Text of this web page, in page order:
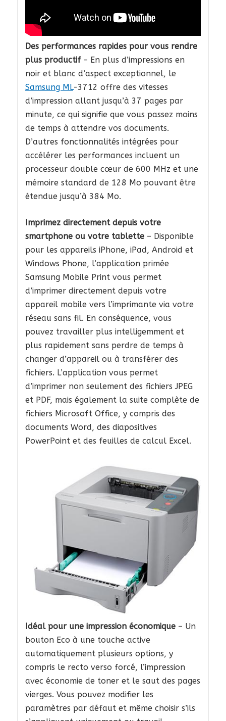
Des performances rapides pour vous rendre
plus productif– En plus d’impressions en
noir et blanc d’aspect exceptionnel, le
Samsung ML-3712 offre des vitesses
d’impression allant jusqu’à 37 pages par
minute, ce qui signifie que vous passez moins
de temps à attendre vos documents.
D’autres fonctionnalités intégrées pour
accélérer les performances incluent un
processeur double cœur de 600 MHz et une
mémoire standard de 128 Mo pouvant être
étendue jusqu’à 384 Mo.
Imprimez directement depuis votre
smartphone ou votre tablette– Disponible
pour les appareils iPhone, iPad, Android et
Windows Phone, l’application primée
Samsung Mobile Print vous permet
d’imprimer directement depuis votre
appareil mobile vers l’imprimante via votre
réseau sans fil. En conséquence, vous
pouvez travailler plus intelligemment et
plus rapidement sans perdre de temps à
changer d’appareil ou à transférer des
fichiers. L’application vous permet
d’imprimer non seulement des fichiers JPEG
et PDF, mais également la suite complète de
fichiers Microsoft Office, y compris des
documents Word, des diapositives
PowerPoint et des feuilles de calcul Excel.
Idéal pour une impression économique– Un
bouton Eco à une touche active
automatiquement plusieurs options, y
compris le recto verso forcé, l’impression
avec économie de toner et le saut des pages
vierges. Vous pouvez modifier les
paramètres par défaut et même choisir s’ils